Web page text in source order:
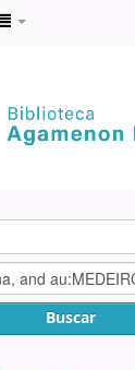
Buscar